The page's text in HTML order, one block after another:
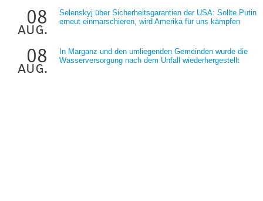
08
aug.
Selenskyj über Sicherheitsgarantien der USA: Sollte Putin
erneut einmarschieren, wird Amerika für uns kämpfen
08
aug.
In Marganz und den umliegenden Gemeinden wurde die
Wasserversorgung nach dem Unfall wiederhergestellt